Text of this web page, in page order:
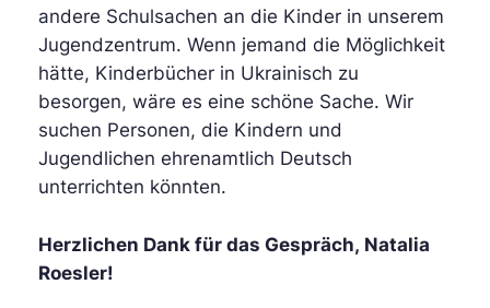
andere Schulsachen an die Kinder in unserem
Jugendzentrum. Wenn jemand die Möglichkeit
hätte, Kinderbücher in Ukrainisch zu
besorgen, wäre es eine schöne Sache. Wir
suchen Personen, die Kindern und
Jugendlichen ehrenamtlich Deutsch
unterrichten könnten.
Herzlichen Dank für das Gespräch, Natalia
Roesler!